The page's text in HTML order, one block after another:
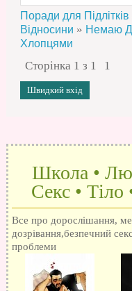
Поради для Підлітків
Відносини » Немаю
Хлопцями
Сторінка 1 з 1
1
Школа •
Секс •
Все про дорослішання,
дозрівання,безпечний
проблеми